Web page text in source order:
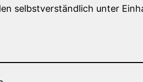
selbstverständlich unter